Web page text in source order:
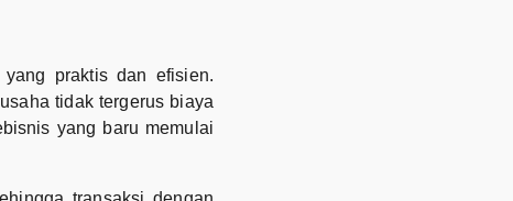
praktis dan efisien.
tidak tergerus biaya
yang baru memulai